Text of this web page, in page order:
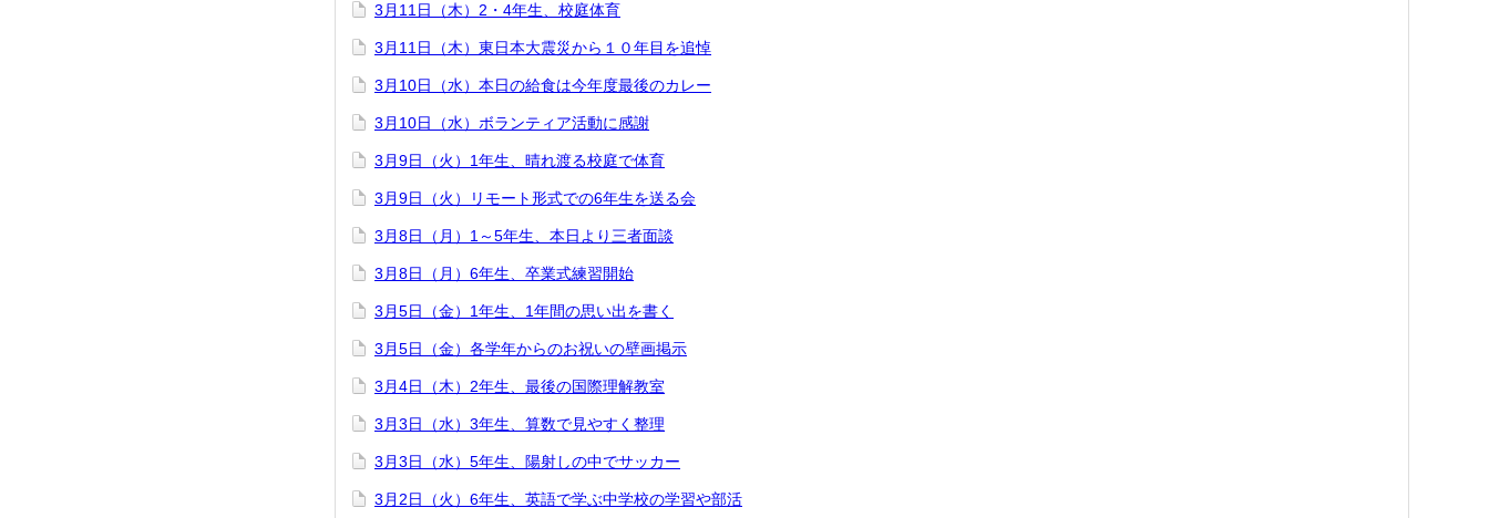
3月11日（木）2・4年生、校庭体育
3月11日（木）東日本大震災から１０年目を追悼
3月10日（水）本日の給食は今年度最後のカレー
3月10日（水）ボランティア活動に感謝
3月9日（火）1年生、晴れ渡る校庭で体育
3月9日（火）リモート形式での6年生を送る会
3月8日（月）1～5年生、本日より三者面談
3月8日（月）6年生、卒業式練習開始
3月5日（金）1年生、1年間の思い出を書く
3月5日（金）各学年からのお祝いの壁画掲示
3月4日（木）2年生、最後の国際理解教室
3月3日（水）3年生、算数で見やすく整理
3月3日（水）5年生、陽射しの中でサッカー
3月2日（火）6年生、英語で学ぶ中学校の学習や部活